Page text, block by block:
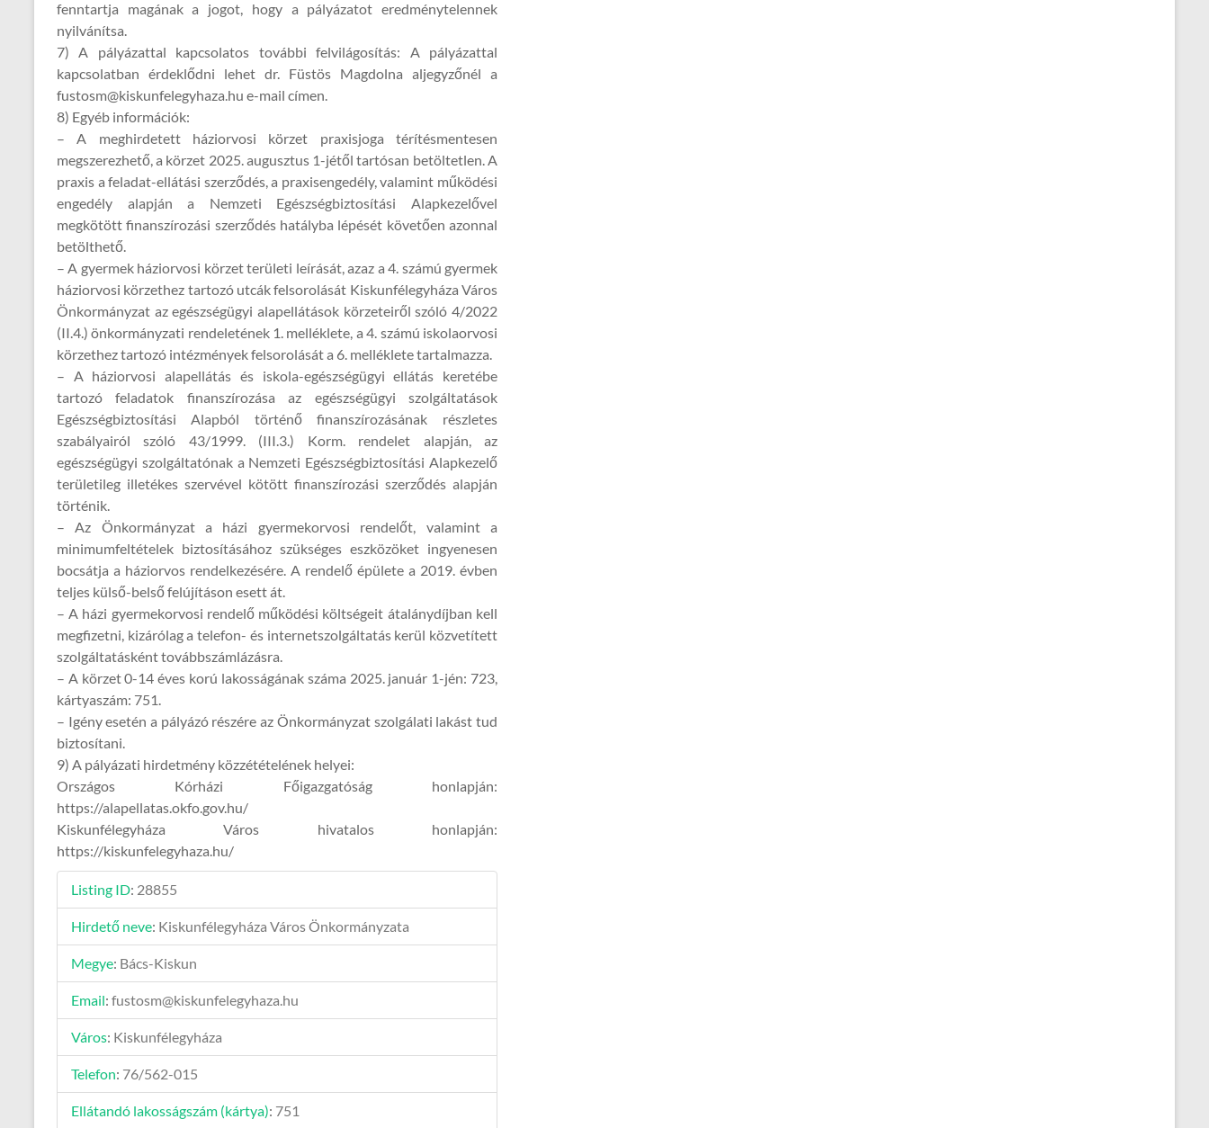
fenntartja magának a jogot, hogy a pályázatot eredménytelennek
nyilvánítsa.
7) A pályázattal kapcsolatos további felvilágosítás: A pályázattal
kapcsolatban érdeklődni lehet dr. Füstös Magdolna aljegyzőnél a
fustosm@kiskunfelegyhaza.hu e-mail címen.
8) Egyéb információk:
– A meghirdetett háziorvosi körzet praxisjoga térítésmentesen
megszerezhető, a körzet 2025. augusztus 1-jétől tartósan betöltetlen. A
praxis a feladat-ellátási szerződés, a praxisengedély, valamint működési
engedély alapján a Nemzeti Egészségbiztosítási Alapkezelővel
megkötött finanszírozási szerződés hatályba lépését követően azonnal
betölthető.
– A gyermek háziorvosi körzet területi leírását, azaz a 4. számú gyermek
háziorvosi körzethez tartozó utcák felsorolását Kiskunfélegyháza Város
Önkormányzat az egészségügyi alapellátások körzeteiről szóló 4/2022
(II.4.) önkormányzati rendeletének 1. melléklete, a 4. számú iskolaorvosi
körzethez tartozó intézmények felsorolását a 6. melléklete tartalmazza.
– A háziorvosi alapellátás és iskola-egészségügyi ellátás keretébe
tartozó feladatok finanszírozása az egészségügyi szolgáltatások
Egészségbiztosítási Alapból történő finanszírozásának részletes
szabályairól szóló 43/1999. (III.3.) Korm. rendelet alapján, az
egészségügyi szolgáltatónak a Nemzeti Egészségbiztosítási Alapkezelő
területileg illetékes szervével kötött finanszírozási szerződés alapján
történik.
– Az Önkormányzat a házi gyermekorvosi rendelőt, valamint a
minimumfeltételek biztosításához szükséges eszközöket ingyenesen
bocsátja a háziorvos rendelkezésére. A rendelő épülete a 2019. évben
teljes külső-belső felújításon esett át.
– A házi gyermekorvosi rendelő működési költségeit átalánydíjban kell
megfizetni, kizárólag a telefon- és internetszolgáltatás kerül közvetített
szolgáltatásként továbbszámlázásra.
– A körzet 0-14 éves korú lakosságának száma 2025. január 1-jén: 723,
kártyaszám: 751.
– Igény esetén a pályázó részére az Önkormányzat szolgálati lakást tud
biztosítani.
9) A pályázati hirdetmény közzétételének helyei:
Országos Kórházi Főigazgatóság honlapján:
https://alapellatas.okfo.gov.hu/
Kiskunfélegyháza Város hivatalos honlapján:
https://kiskunfelegyhaza.hu/
Listing ID: 28855
Hirdető neve: Kiskunfélegyháza Város Önkormányzata
Megye: Bács-Kiskun
Email: fustosm@kiskunfelegyhaza.hu
Város: Kiskunfélegyháza
Telefon: 76/562-015
Ellátandó lakosságszám (kártya): 751